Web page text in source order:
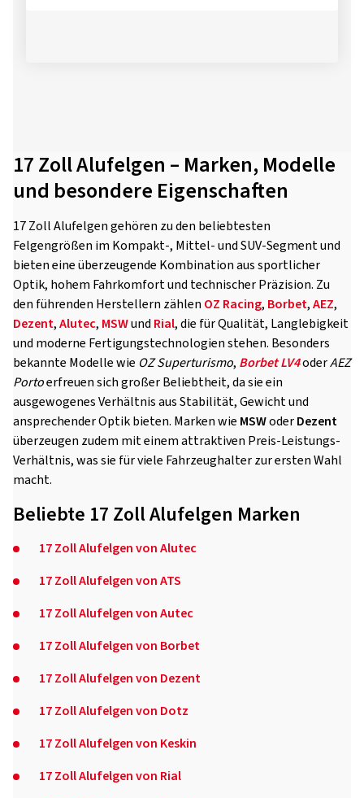
17 Zoll Alufelgen – Marken, Modelle
und besondere Eigenschaften
17 Zoll Alufelgen gehören zu den beliebtesten
Felgengrößen im Kompakt-, Mittel- und SUV-Segment und
bieten eine überzeugende Kombination aus sportlicher
Optik, hohem Fahrkomfort und technischer Präzision. Zu
den führenden Herstellern zählen OZ Racing, Borbet,AEZ,
Dezent,Alutec, MSWund Rial, die für Qualität, Langlebigkeit
und moderne Fertigungstechnologien stehen. Besonders
bekannte Modelle wie OZ Superturismo, Borbet LV4oderAEZ
Portoerfreuen sich großer Beliebtheit, da sie ein
ausgewogenes Verhältnis aus Stabilität, Gewicht und
ansprechender Optik bieten. Marken wie MSWoderDezent
überzeugen zudem mit einem attraktiven Preis-Leistungs-
Verhältnis, was sie für viele Fahrzeughalter zur ersten Wahl
macht.
Beliebte 17 Zoll Alufelgen Marken
17 Zoll Alufelgen von Alutec
17 Zoll Alufelgen von ATS
17 Zoll Alufelgen von Autec
17 Zoll Alufelgen von Borbet
17 Zoll Alufelgen von Dezent
17 Zoll Alufelgen von Dotz
17 Zoll Alufelgen von Keskin
17 Zoll Alufelgen von Rial